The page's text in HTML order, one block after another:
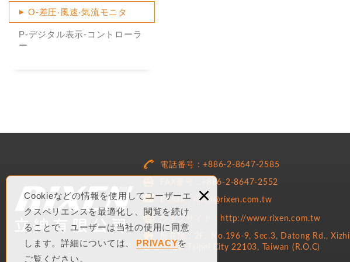
Cookieなどの情報を使用してユーザーエ
クスペリエンスを最適化し、閲覧を続け
ることで、ユーザーは当社の使用に同意
します。詳細については、
PRIVACYを
ご覧ください。
×
O-差圧‧風速‧気流モニタ
P-デジタル表示-コントローラ
ー
電話番号 : +886-2-8647-2585
FAX番号 : +886-2-8647-2552
E-mail : rixen@rixen.com.tw
ウェブサイト：http://www.rixen.com.tw
所在地 : 2F., No.196-9, Sec.3, Datong Rd., Xizhi
Dist., New Taipei City 22103, Taiwan (R.O.C)